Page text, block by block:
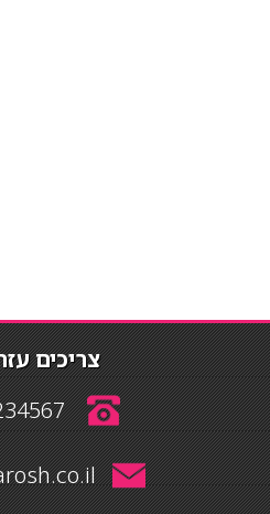
צריכים
04-8234567